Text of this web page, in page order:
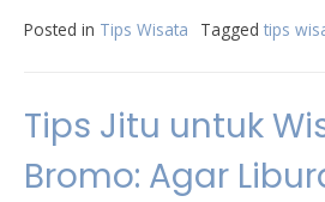
Posted in Tips Wisata Tagged tips
Tips Jitu untuk
Bromo: Agar